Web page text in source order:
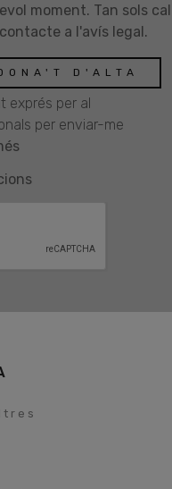
moment. Tan sols cal
a l'avís legal.
exprés per al
per enviar-me